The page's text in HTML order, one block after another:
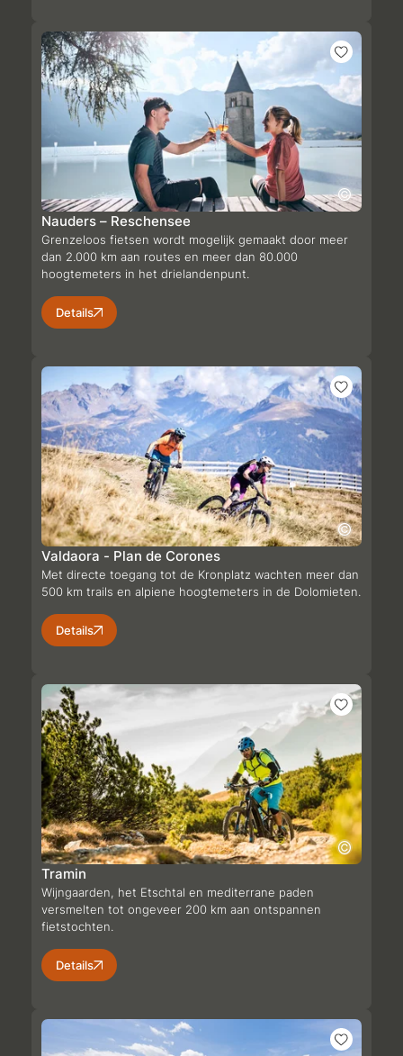
Nauders – Reschensee
Grenzeloos fietsen wordt mogelijk gemaakt door meer
dan 2.000 km aan routes en meer dan 80.000
hoogtemeters in het drielandenpunt.
Details
Valdaora - Plan de Corones
Met directe toegang tot de Kronplatz wachten meer dan
500 km trails en alpiene hoogtemeters in de Dolomieten.
Details
Tramin
Wijngaarden, het Etschtal en mediterrane paden
versmelten tot ongeveer 200 km aan ontspannen
fietstochten.
Details